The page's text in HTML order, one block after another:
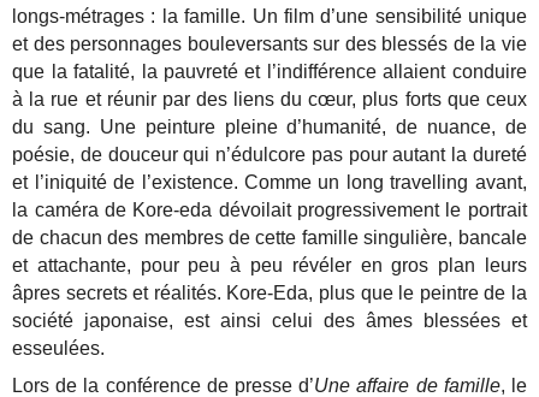
longs-métrages : la famille. Un film d’une sensibilité unique
et des personnages bouleversants sur des blessés de la vie
que la fatalité, la pauvreté et l’indifférence allaient conduire
à la rue et réunir par des liens du cœur, plus forts que ceux
du sang. Une peinture pleine d’humanité, de nuance, de
poésie, de douceur qui n’édulcore pas pour autant la dureté
et l’iniquité de l’existence. Comme un long travelling avant,
la caméra de Kore-eda dévoilait progressivement le portrait
de chacun des membres de cette famille singulière, bancale
et attachante, pour peu à peu révéler en gros plan leurs
âpres secrets et réalités. Kore-Eda, plus que le peintre de la
société japonaise, est ainsi celui des âmes blessées et
esseulées.
Lors de la conférence de presse d’Une affaire de famille, le